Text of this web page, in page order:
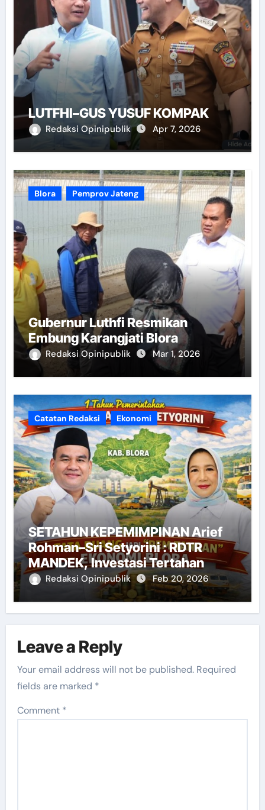
LUTFHI–GUS YUSUF KOMPAK
Redaksi Opinipublik Apr 7, 2026
Blora Pemprov Jateng
Gubernur Luthfi Resmikan
Embung Karangjati Blora
Redaksi Opinipublik Mar 1, 2026
Catatan Redaksi Ekonomi
SETAHUN KEPEMIMPINAN Arief
Rohman–Sri Setyorini : RDTR
MANDEK, Investasi Tertahan
Redaksi Opinipublik Feb 20, 2026
Leave a Reply
Your email address will not be published. Required
fields are marked *
Comment *